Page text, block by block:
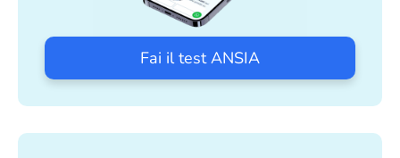
Fai il test ANSIA